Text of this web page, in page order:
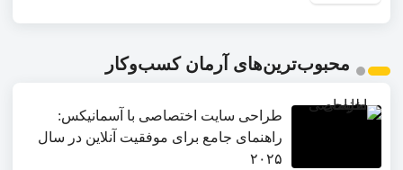
محبوب‌ترین‌های آرمان کسب‌وکار
طراحی سایت اختصاصی با آسمانیکس:
راهنمای جامع برای موفقیت آنلاین در سال
۲۰۲۵